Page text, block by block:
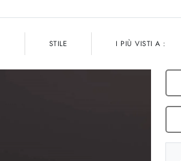
STILE I PIÙ VISTI A :